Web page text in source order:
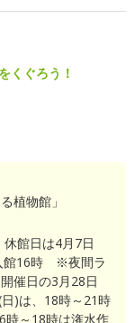
くぐろう！
植物館」
館日は4月7日
館16時 ※夜間ラ
催日の3月28日
)は、18時～21時
時～18時は潅水作